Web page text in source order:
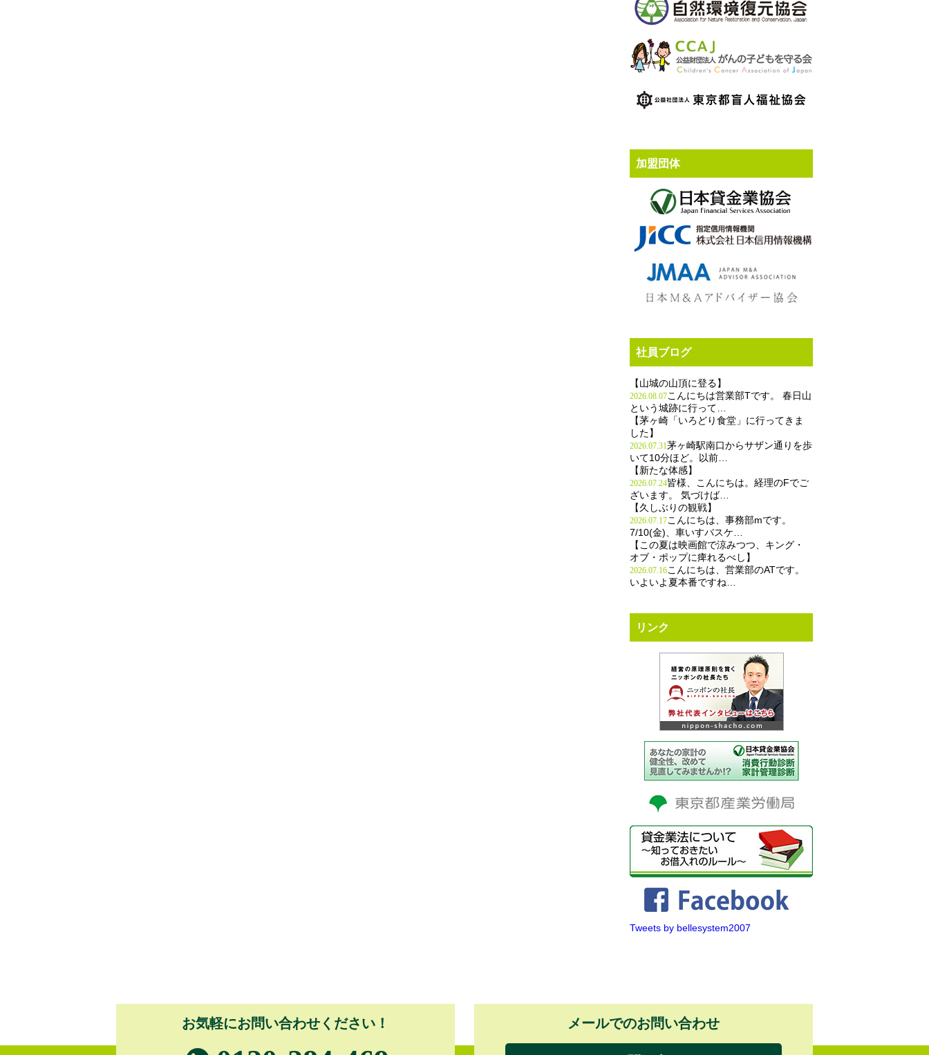
加盟団体
社員ブログ
【山城の山頂に登る】
2026.08.07こんにちは営業部Tです。 春日山
という城跡に行って…
【茅ヶ崎「いろどり食堂」に行ってきま
した】
2026.07.31茅ヶ崎駅南口からサザン通りを歩
いて10分ほど。以前…
【新たな体感】
2026.07.24皆様、こんにちは。経理のFでご
ざいます。 気づけば…
【久しぶりの観戦】
2026.07.17こんにちは、事務部mです。
7/10(金)、車いすバスケ…
【この夏は映画館で涼みつつ、キング・
オブ・ポップに痺れるべし】
2026.07.16こんにちは、営業部のATです。
いよいよ夏本番ですね…
リンク
Tweets by bellesystem2007
お気軽にお問い合わせください！ メールでのお問い合わせ